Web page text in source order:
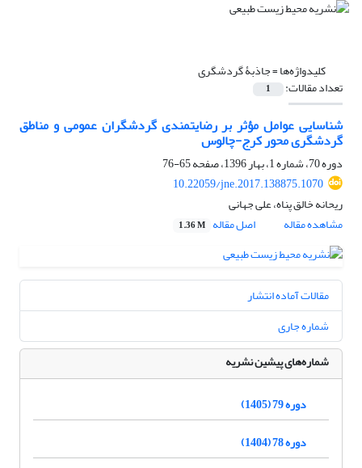
کلیدواژه‌ها =جاذبۀ گردشگری
تعداد مقالات: 1
شناسایی عوامل مؤثر بر رضایتمندی گردشگران عمومی و مناطق
گردشگری محور کرج-چالوس
دوره 70، شماره 1، بهار 1396، صفحه
65-76
10.22059/jne.2017.138875.1070
ریحانه خالق پناه، علی جهانی
مشاهده مقاله
اصل مقاله 1.36 M
مقالات آماده انتشار
شماره جاری
شماره‌های پیشین نشریه
دوره 79 (1405)
دوره 78 (1404)